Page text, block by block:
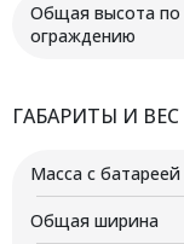
Общая высота по
ограждению
ГАБАРИТЫ И ВЕС
Масса с батареей
Общая ширина